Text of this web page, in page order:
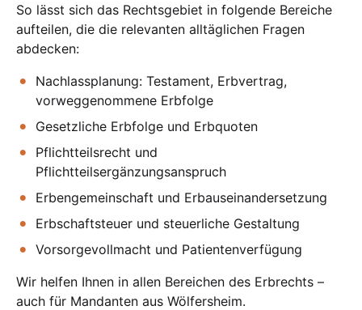
So lässt sich das Rechtsgebiet in folgende Bereiche
aufteilen, die die relevanten alltäglichen Fragen
abdecken:
Nachlassplanung: Testament, Erbvertrag,
vorweggenommene Erbfolge
Gesetzliche Erbfolge und Erbquoten
Pflichtteilsrecht und
Pflichtteilsergänzungsanspruch
Erbengemeinschaft und Erbauseinandersetzung
Erbschaftsteuer und steuerliche Gestaltung
Vorsorgevollmacht und Patientenverfügung
Wir helfen Ihnen in allen Bereichen des Erbrechts –
auch für Mandanten aus Wölfersheim.